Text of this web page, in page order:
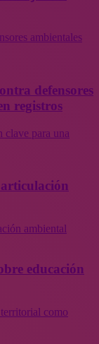
ambientales
defensores
registros
clave para una
ambiental
educación
como